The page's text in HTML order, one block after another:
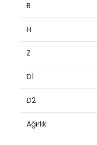
B
H
Z
D1
D2
Ağırlık